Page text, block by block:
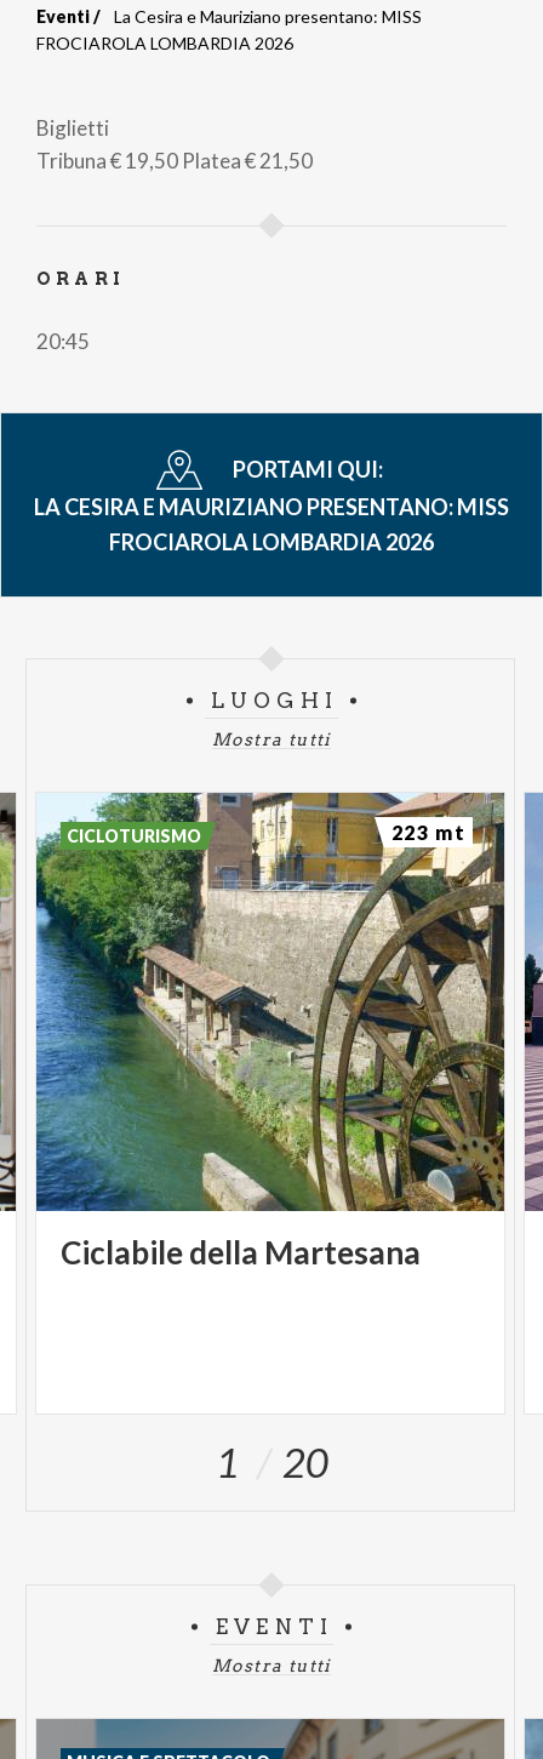
Briciole
pane
Eventi
La Cesira e Mauriziano presentano: MISS
FROCIAROLA LOMBARDIA 2026
Biglietti
Tribuna€ 19,50 Platea€ 21,50
ORARI
20:45
PORTAMI QUI:
LA CESIRA E MAURIZIANO PRESENTANO: MISS
FROCIAROLA LOMBARDIA 2026
LUOGHI
Mostra tutti
Ciclabiledella Martesana
CICLOTURISMO 223 mt
1 20
EVENTI
Mostra tutti